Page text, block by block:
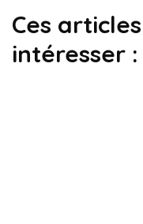
Ces
intéresser :